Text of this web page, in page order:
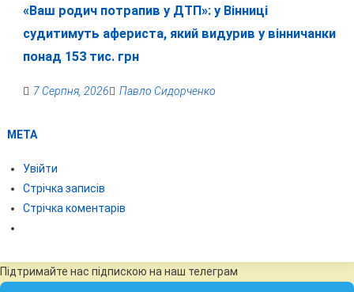
«Ваш родич потрапив у ДТП»: у Вінниці
судитимуть афериста, який видурив у вінничанки
понад 153 тис. грн
7 Серпня, 2026 Павло Сидорченко
МЕТА
Увійти
Стрічка записів
Стрічка коментарів
Підтримайте нас підпискою на наш телеграм